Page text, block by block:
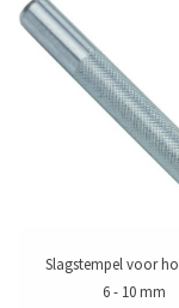
Meet hoe dik het
Gebruik een holniet
dikte van de
Maat: kop ø 7 mm, stift
Slagstempel voor
6 - 10 mm